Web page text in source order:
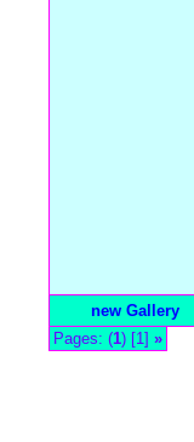
new Gallery
Pages: (1) [1] »